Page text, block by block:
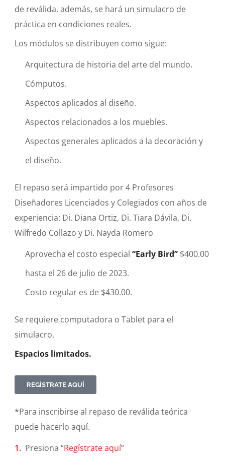
de reválida, además, se hará un simulacro de
práctica en condiciones reales.
Los módulos se distribuyen como sigue:
Arquitectura de historia del arte del mundo.
Cómputos.
Aspectos aplicados al diseño.
Aspectos relacionados a los muebles.
Aspectos generales aplicados a la decoración y
el diseño.
El repaso será impartido por 4 Profesores
Diseñadores Licenciados y Colegiados con años de
experiencia: Di. Diana Ortiz, Di. Tiara Dávila, Di.
Wilfredo Collazo y Di. Nayda Romero
Aprovecha el costo especial“Early Bird” $400.00
hasta el 26 de julio de 2023.
Costo regular es de $430.00.
Se requiere computadora o Tablet para el
simulacro.
Espacios limitados.
REGÍSTRATE AQUÍ
*Para inscribirse al repaso de reválida teórica
puede hacerlo aquí.
Presiona “Regístrate aquí“